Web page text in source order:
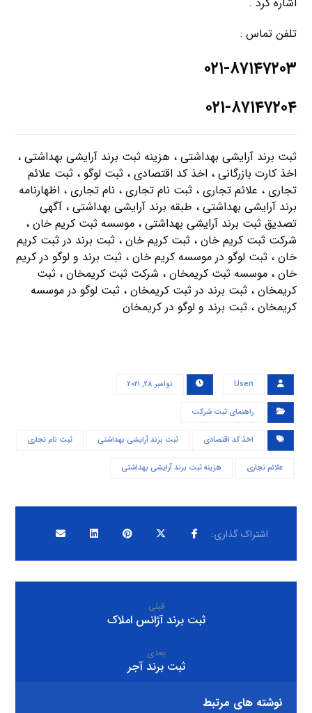
تلفن تماس :
۰۲۱-۸۷۱۴۷۲۰۳
۰۲۱-۸۷۱۴۷۲۰۴
ثبت برند آرایشی بهداشتی ، هزینه ثبت برند آرایشی بهداشتی ،
اخذ کارت بازرگانی ، اخذ کد اقتصادی ، ثبت لوگو ، ثبت علائم
تجاری ، علائم تجاری ، ثبت نام تجاری ، نام تجاری ، اظهارنامه
برند آرایشی بهداشتی ، طبقه برند آرایشی بهداشتی ، آگهی
تصدیق ثبت برند آرایشی بهداشتی ، موسسه ثبت کریم خان ،
شرکت ثبت کریم خان ، ثبت کریم خان ، ثبت برند در ثبت کریم
خان ، ثبت لوگو در موسسه کریم خان ، ثبت برند و لوگو در کریم
خان ، موسسه ثبت کریمخان ، شرکت ثبت کریمخان ، ثبت
کریمخان ، ثبت برند در ثبت کریمخان ، ثبت لوگو در موسسه
کریمخان ، ثبت برند و لوگو در کریمخان
User۱ نوامبر ۲۸, ۲۰۲۱
راهنمای ثبت شرکت
اخذ کد اقتصادی ثبت برند آرایشی بهداشتی ثبت نام تجاری
علائم تجاری هزینه ثبت برند آرایشی بهداشتی
قبلی
ثبت برند آژانس املاک
بعدی
ثبت برند آجر
نوشته های مرتبط